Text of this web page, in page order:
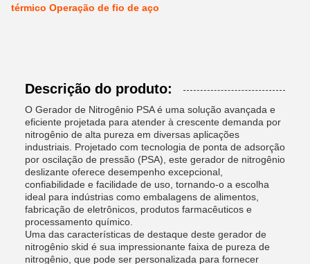
térmico Operação de fio de aço
Descrição do produto:
O Gerador de Nitrogênio PSA é uma solução avançada e
eficiente projetada para atender à crescente demanda por
nitrogênio de alta pureza em diversas aplicações
industriais. Projetado com tecnologia de ponta de adsorção
por oscilação de pressão (PSA), este gerador de nitrogênio
deslizante oferece desempenho excepcional,
confiabilidade e facilidade de uso, tornando-o a escolha
ideal para indústrias como embalagens de alimentos,
fabricação de eletrônicos, produtos farmacêuticos e
processamento químico.
Uma das características de destaque deste gerador de
nitrogênio skid é sua impressionante faixa de pureza de
nitrogênio, que pode ser personalizada para fornecer